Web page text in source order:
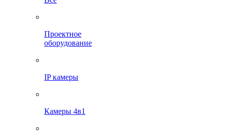
Проектное
оборудование
IP камеры
Камеры 4в1